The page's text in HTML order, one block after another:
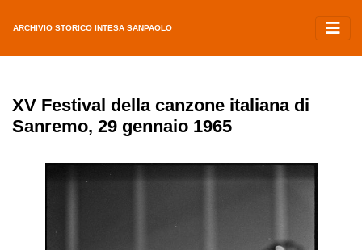
ARCHIVIO STORICO INTESA SANPAOLO
XV Festival della canzone italiana di
Sanremo, 29 gennaio 1965